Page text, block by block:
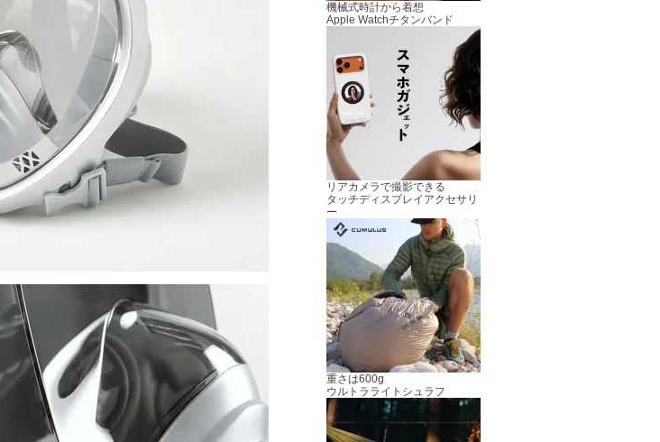
機械式時計から着想
Apple Watchチタンバンド
リアカメラで撮影できる
タッチディスプレイアクセサリ
ー
重さは600g
ウルトラライトシュラフ